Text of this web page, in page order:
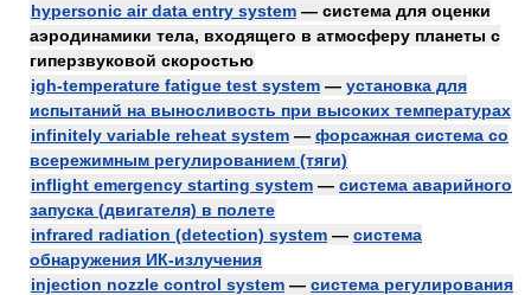
hypersonic air data entry system — система для оценки
аэродинамики тела, входящего в атмосферу планеты с
гиперзвуковой скоростью
igh-temperature fatigue test system — установка для
испытаний на выносливость при высоких температурах
infinitely variable reheat system — форсажная система со
всережимным регулированием (тяги)
inflight emergency starting system — система аварийного
запуска (двигателя) в полете
infrared radiation (detection) system — система
обнаружения ИК-излучения
injection nozzle control system — система регулирования